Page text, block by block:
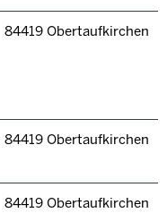
84419 Obertaufkirchen
84419 Obertaufkirchen
84419 Obertaufkirchen